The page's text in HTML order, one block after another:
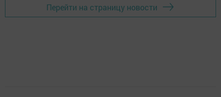
Перейти на страницу новости